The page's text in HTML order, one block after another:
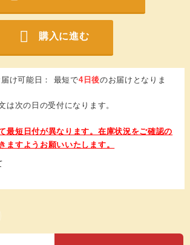
購入に進む
け可能日： 最短で4日後のお届けとなりま
は次の日の受付になります。